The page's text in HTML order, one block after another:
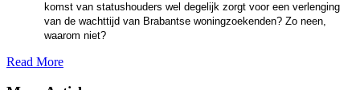
komst van statushouders wel degelijk zorgt voor een verlenging
van de wachttijd van Brabantse woningzoekenden? Zo neen,
waarom niet?
Read More